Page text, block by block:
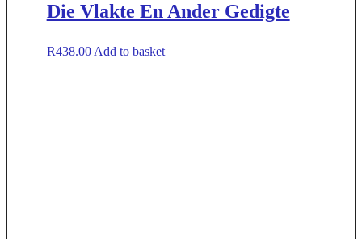
Die Vlakte En Ander Gedigte
R438.00 Add to basket